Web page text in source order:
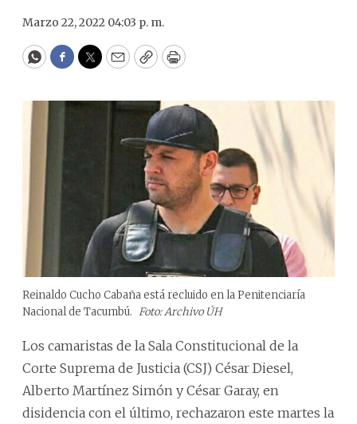
Marzo 22, 2022 04:03 p. m.
WhatsApp
Facebook
Twitter
EmailCopyPrint
Reinaldo Cucho Cabaña está recluido en la Penitenciaría
Nacional de Tacumbú. Foto: Archivo ÚH
Los camaristas de la Sala Constitucional de la
Corte Suprema de Justicia (CSJ) César Diesel,
Alberto Martínez Simón y César Garay, en
disidencia con el último, rechazaron este martes la